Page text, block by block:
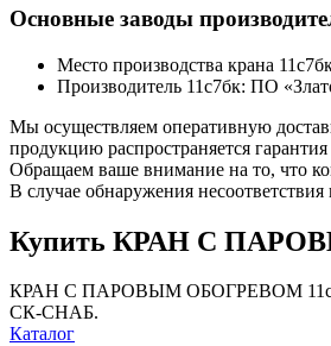
Основные заводы
Место производства крана
Производитель 11с7бк: ПО
Мы осуществляем оперативную
продукцию распространяется гарантия
Обращаем ваше внимание на то, что
В случае обнаружения
Купить КРАН С
КРАН С ПАРОВЫМ ОБОГРЕВОМ 11с7бк:
СК-СНАБ.
Каталог